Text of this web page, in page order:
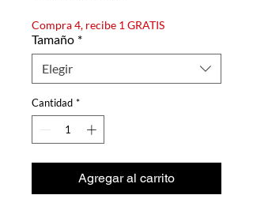
oferta
Compra 4, recibe 1 GRATIS
Tamaño *
Elegir
Cantidad *
Agregar al carrito